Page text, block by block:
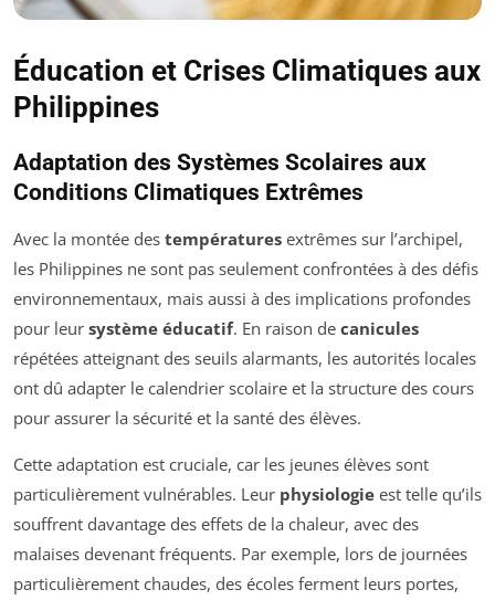
Éducation et Crises Climatiques aux
Philippines
Adaptation des Systèmes Scolaires aux
Conditions Climatiques Extrêmes
Avec la montée des températures extrêmes sur l’archipel,
les Philippines ne sont pas seulement confrontées à des défis
environnementaux, mais aussi à des implications profondes
pour leur système éducatif. En raison de canicules
répétées atteignant des seuils alarmants, les autorités locales
ont dû adapter le calendrier scolaire et la structure des cours
pour assurer la sécurité et la santé des élèves.
Cette adaptation est cruciale, car les jeunes élèves sont
particulièrement vulnérables. Leur physiologie est telle qu’ils
souffrent davantage des effets de la chaleur, avec des
malaises devenant fréquents. Par exemple, lors de journées
particulièrement chaudes, des écoles ferment leurs portes,